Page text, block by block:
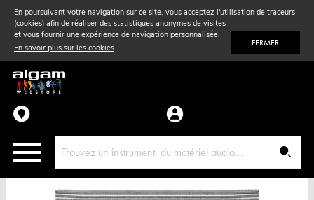
En poursuivant votre navigation sur ce site, vous acceptez l'utilisation de traceurs
(cookies) afin de réaliser des statistiques anonymes de visites
et vous fournir une expérience de navigation personnalisée.
En savoir plus sur les cookies. FERMER
Vent& Violon
Accessoires
Pièces détachées